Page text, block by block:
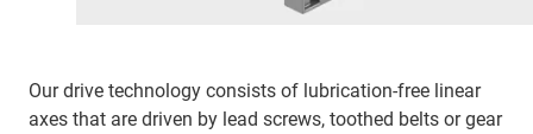
Our drive technology consists of lubrication-free linear
axes that are driven by lead screws, toothed belts or gear